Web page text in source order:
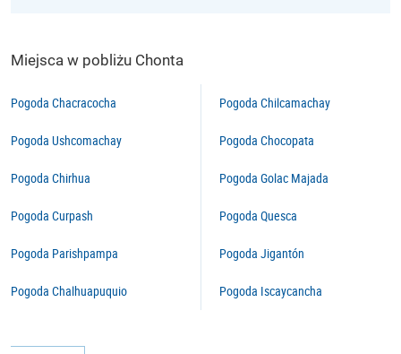
Miejsca w pobliżu Chonta
Pogoda Chacracocha
Pogoda Ushcomachay
Pogoda Chirhua
Pogoda Curpash
Pogoda Parishpampa
Pogoda Chalhuapuquio
Pogoda Chilcamachay
Pogoda Chocopata
Pogoda Golac Majada
Pogoda Quesca
Pogoda Jigantón
Pogoda Iscaycancha